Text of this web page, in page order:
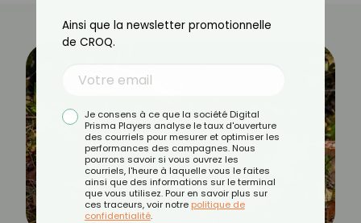
Ainsi que la newsletter promotionnelle
de CROQ.
Je consens à ce que la société Digital
Prisma Players analyse le taux d'ouverture
des courriels pour mesurer et optimiser les
performances des campagnes. Nous
pourrons savoir si vous ouvrez les
courriels, l'heure à laquelle vous le faites
ainsi que des informations sur le terminal
que vous utilisez. Pour en savoir plus sur
ces traceurs, voir notre politique de
confidentialité.